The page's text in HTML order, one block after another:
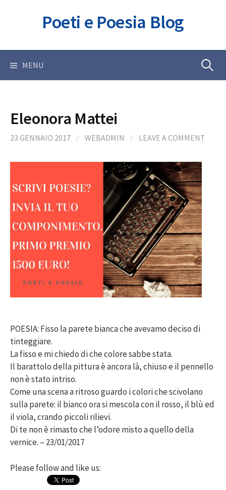
Poeti e Poesia Blog
MENU Ricerca
Eleonora Mattei
23 GENNAIO 2017 / WEBADMIN / LEAVE A COMMENT
POESIA: Fisso la parete bianca che avevamo deciso di
tinteggiare.
La fisso e mi chiedo di che colore sabbe stata.
Il barattolo della pittura è ancora là, chiuso e il pennello
non è stato intriso.
Come una scena a ritroso guardo i colori che scivolano
sulla parete: il bianco ora si mescola con il rosso, il blù ed
il viola, crando piccoli rilievi.
Di te non è rimasto che l’odore misto a quello della
vernice. – 23/01/2017
Please follow and like us: